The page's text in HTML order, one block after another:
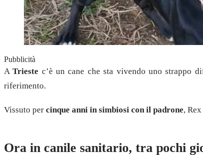
Pubblicità
ATrieste c’è un cane che sta vivendo uno strappo
riferimento.
Vissuto per cinque anni in simbiosi con il padrone,
Ora in canile sanitario, tra pochi